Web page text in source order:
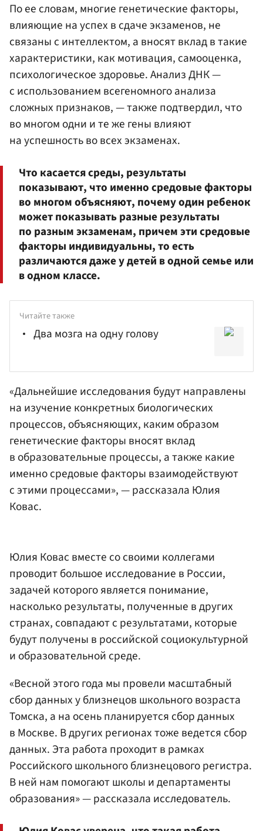
По ее словам, многие генетические факторы,
влияющие на успех в сдаче экзаменов, не
связаны с интеллектом, а вносят вклад в такие
характеристики, как мотивация, самооценка,
психологическое здоровье. Анализ ДНК —
с использованием всегеномного анализа
сложных признаков, — также подтвердил, что
во многом одни и те же гены влияют
на успешность во всех экзаменах.
Что касается среды, результаты
показывают, что именно средовые факторы
во многом объясняют, почему один ребенок
может показывать разные результаты
по разным экзаменам, причем эти средовые
факторы индивидуальны, то есть
различаются даже у детей в одной семье или
в одном классе.
Читайте также
Два мозга на одну голову
«Дальнейшие исследования будут направлены
на изучение конкретных биологических
процессов, объясняющих, каким образом
генетические факторы вносят вклад
в образовательные процессы, а также какие
именно средовые факторы взаимодействуют
с этими процессами», — рассказала Юлия
Ковас.
Юлия Ковас вместе со своими коллегами
проводит большое исследование в России,
задачей которого является понимание,
насколько результаты, полученные в других
странах, совпадают с результатами, которые
будут получены в российской социокультурной
и образовательной среде.
«Весной этого года мы провели масштабный
сбор данных у близнецов школьного возраста
Томска, а на осень планируется сбор данных
в Москве. В других регионах тоже ведется сбор
данных. Эта работа проходит в рамках
Российского школьного близнецового регистра.
В ней нам помогают школы и департаменты
образования» — рассказала исследователь.